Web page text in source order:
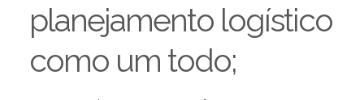
planejamento logístico
como um todo;